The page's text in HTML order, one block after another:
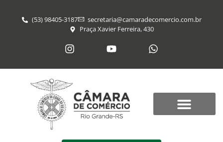
(53) 98405-3187
secretaria@​camaradecomercio.com.br
Praça Xavier Ferreira, 430